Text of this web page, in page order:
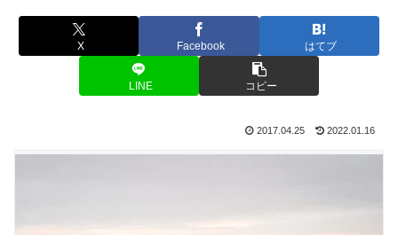
X Facebook はてブ
LINE コピー
2017.04.25 2022.01.16